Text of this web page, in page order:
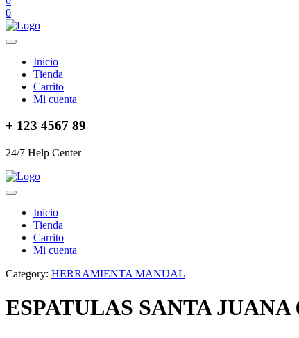
0
Inicio
Tienda
Carrito
Mi cuenta
+ 123 4567 89
24/7 Help Center
Inicio
Tienda
Carrito
Mi cuenta
Category: HERRAMIENTA MANUAL
ESPATULAS SANTA JUANA